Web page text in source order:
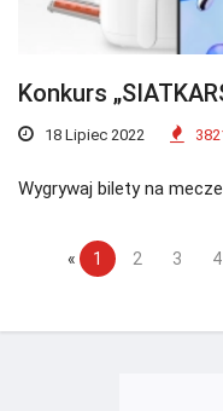
Konkurs
18 Lipiec 2022
Wygrywaj bilety na
« 1 2 3 4